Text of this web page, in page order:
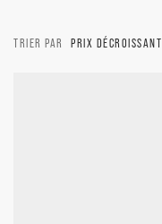
TRIER PAR PRIX DÉCROISSANT